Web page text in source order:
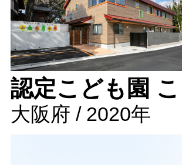
認定こども園
大阪府 / 2020年